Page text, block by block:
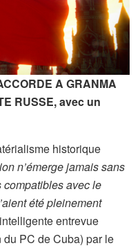
A GRANMA
RUSSE, avec un
historique
n’émerge jamais sans
compatibles avec le
été pleinement
entrevue
PC de Cuba) par le